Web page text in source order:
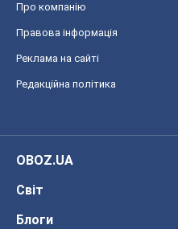
Про компанію
Правова інформація
Реклама на сайті
Редакційна політика
OBOZ.UA
Світ
Блоги